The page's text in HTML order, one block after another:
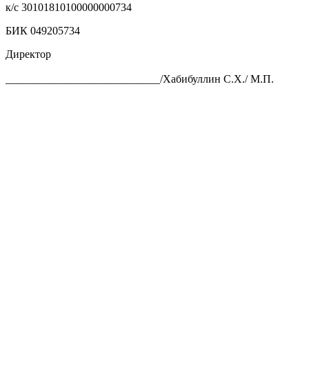
к/с 30101810100000000734
БИК 049205734
Директор
____________________________/Хабибуллин С.Х./ М.П.